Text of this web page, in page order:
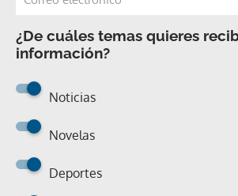
¿De cuáles temas quieres
información?
Noticias
Novelas
Deportes